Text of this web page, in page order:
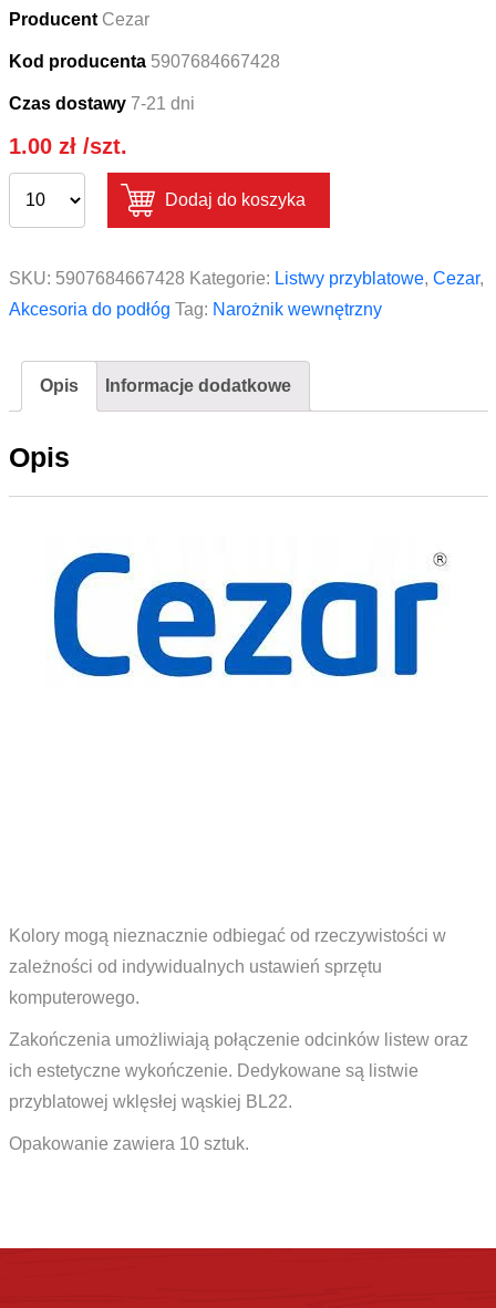
Producent Cezar
Kod producenta 5907684667428
Czas dostawy 7-21 dni
1.00 zł/szt.
Dodaj do koszyka
SKU: 5907684667428 Kategorie: Listwy przyblatowe, Cezar,
Akcesoria do podłóg Tag: Narożnik wewnętrzny
Opis Informacje dodatkowe
Opis
Kolory mogą nieznacznie odbiegać od rzeczywistości w
zależności od indywidualnych ustawień sprzętu
komputerowego.
Zakończenia umożliwiają połączenie odcinków listew oraz
ich estetyczne wykończenie. Dedykowane są listwie
przyblatowej wklęsłej wąskiej BL22.
Opakowanie zawiera 10 sztuk.